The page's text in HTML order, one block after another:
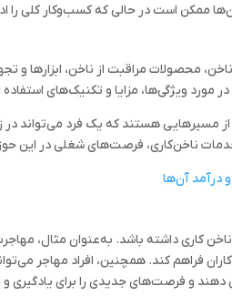
ممکن است در حالی که کسب‌وکار کلی را
محصولات مراقبت از ناخن، ابزارها و
مورد ویژگی‌ها، مزایا و تکنیک‌های
مسیرهایی هستند که یک فرد می‌تواند در
ناخن‌کاری، فرصت‌های شغلی در این
درآمد آن‌ها
کاری داشته باشد. به‌عنوان مثال، مهاجرت
فراهم کند. همچنین، افراد مهاجر
دهند و فرصت‌های جدیدی را برای یادگیری